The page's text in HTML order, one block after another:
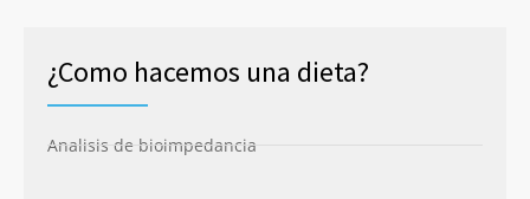
¿Como hacemos una dieta?
Analisis de bioimpedancia